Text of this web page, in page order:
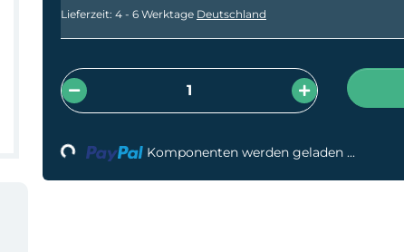
Lieferzeit: 4 - 6 Werktage Deutschland
Loading... Komponenten werden geladen ...